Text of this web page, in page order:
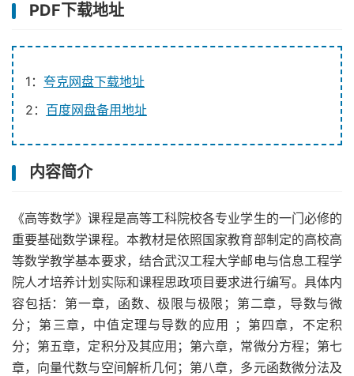
PDF下载地址
1： 夸克网盘下载地址
2： 百度网盘备用地址
内容简介
《高等数学》课程是高等工科院校各专业学生的一门必修的
重要基础数学课程。本教材是依照国家教育部制定的高校高
等数学教学基本要求，结合武汉工程大学邮电与信息工程学
院人才培养计划实际和课程思政项目要求进行编写。具体内
容包括：第一章，函数、极限与极限；第二章，导数与微
分；第三章，中值定理与导数的应用 ；第四章，不定积
分；第五章，定积分及其应用；第六章，常微分方程；第七
章，向量代数与空间解析几何；第八章，多元函数微分法及